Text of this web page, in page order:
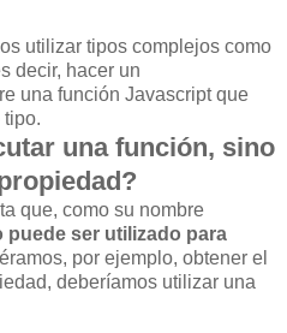
utilizar tipos complejos como
decir, hacer un
una función Javascript que
tipo.
una función, sino
que, como su nombre
puede ser utilizado para
por ejemplo, obtener el
deberíamos utilizar una